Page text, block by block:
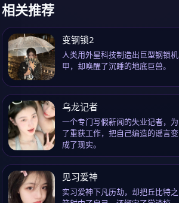
相关推荐
变钢锁2
人类用外星科技制造出巨型钢锁机
甲，却唤醒了沉睡的地底巨兽。
乌龙记者
一个专门写假新闻的失业记者，为
了重获工作，把自己编造的谣言变
成了现实。
见习爱神
实习爱神下凡历劫，却把丘比特之